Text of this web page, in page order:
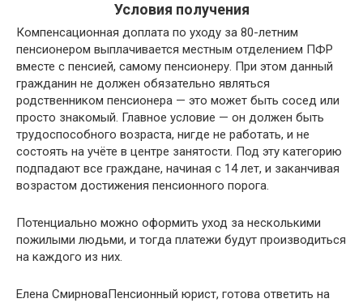
Условия получения
Компенсационная доплата по уходу за 80-летним
пенсионером выплачивается местным отделением ПФР
вместе с пенсией, самому пенсионеру. При этом данный
гражданин не должен обязательно являться
родственником пенсионера — это может быть сосед или
просто знакомый. Главное условие — он должен быть
трудоспособного возраста, нигде не работать, и не
состоять на учёте в центре занятости. Под эту категорию
подпадают все граждане, начиная с 14 лет, и заканчивая
возрастом достижения пенсионного порога.
Потенциально можно оформить уход за несколькими
пожилыми людьми, и тогда платежи будут производиться
на каждого из них.
Елена СмирноваПенсионный юрист, готова ответить на